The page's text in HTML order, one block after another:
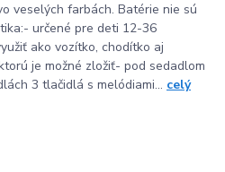
veselých farbách. Batérie nie sú
určené pre deti 12-36
ako vozítko, chodítko aj
je možné zložiť- pod sedadlom
3 tlačidlá s melódiami... celý